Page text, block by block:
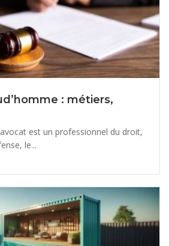
: métiers,
est un professionnel du droit,
le...